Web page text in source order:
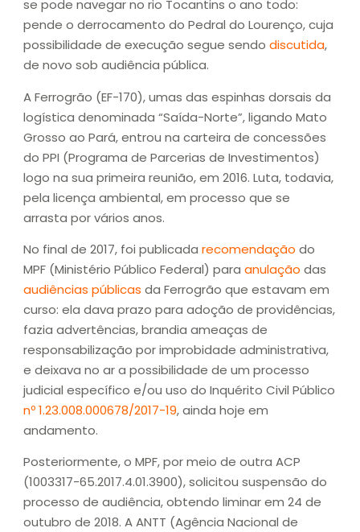
se pode navegar no rio Tocantins o ano todo:
pende o derrocamento do Pedral do Lourenço, cuja
possibilidade de execução segue sendo discutida,
de novo sob audiência pública.
A Ferrogrão (EF-170), umas das espinhas dorsais da
logística denominada “Saída-Norte”, ligando Mato
Grosso ao Pará, entrou na carteira de concessões
do PPI (Programa de Parcerias de Investimentos)
logo na sua primeira reunião, em 2016. Luta, todavia,
pela licença ambiental, em processo que se
arrasta por vários anos.
No final de 2017, foi publicada recomendação do
MPF (Ministério Público Federal) para anulação das
audiências públicas da Ferrogrão que estavam em
curso: ela dava prazo para adoção de providências,
fazia advertências, brandia ameaças de
responsabilização por improbidade administrativa,
e deixava no ar a possibilidade de um processo
judicial específico e/ou uso do Inquérito Civil Público
nº 1.23.008.000678/2017-19, ainda hoje em
andamento.
Posteriormente, o MPF, por meio de outra ACP
(1003317-65.2017.4.01.3900), solicitou suspensão do
processo de audiência, obtendo liminar em 24 de
outubro de 2018. A ANTT (Agência Nacional de